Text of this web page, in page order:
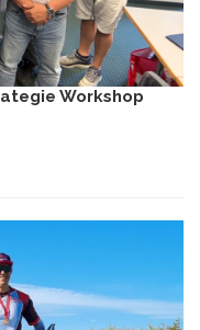
Workshop